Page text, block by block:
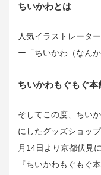
ちいかわとは
人気イラストレータ
ー「ちいかわ（なん
ちいかわもぐもぐ本
そしてこの度、ちい
にしたグッズショッ
月14日より京都伏見
『ちいかわもぐもぐ